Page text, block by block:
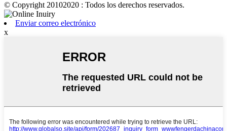
© Copyright 20102020 : Todos los derechos reservados.
Enviar correo electrónico
x